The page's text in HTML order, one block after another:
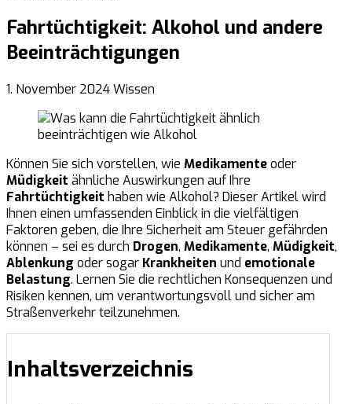
Fahrtüchtigkeit: Alkohol und andere
Beeinträchtigungen
1. November 2024Wissen
Können Sie sich vorstellen, wie Medikamenteoder
Müdigkeit ähnliche Auswirkungen auf Ihre
Fahrtüchtigkeit haben wie Alkohol? Dieser Artikel wird
Ihnen einen umfassenden Einblick in die vielfältigen
Faktoren geben, die Ihre Sicherheit am Steuer gefährden
können – sei es durch Drogen, Medikamente, Müdigkeit,
Ablenkung oder sogar Krankheiten und emotionale
Belastung. Lernen Sie die rechtlichen Konsequenzen und
Risiken kennen, um verantwortungsvoll und sicher am
Straßenverkehr teilzunehmen.
Inhaltsverzeichnis